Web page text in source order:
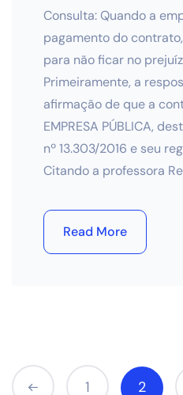
Consulta: Quando a
pagamento do
para não ficar no
Primeiramente, a
afirmação de que a
EMPRESA PÚBLICA,
nº 13.303/2016 e seu
Citando a professora
Read More
1 2